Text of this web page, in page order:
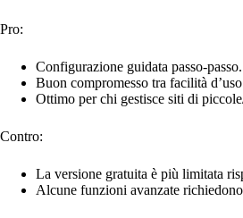
Pro:
Configurazione guidata passo-passo.
Buon compromesso tra facilità
Ottimo per chi gestisce siti di
Contro:
La versione gratuita è più limitata
Alcune funzioni avanzate